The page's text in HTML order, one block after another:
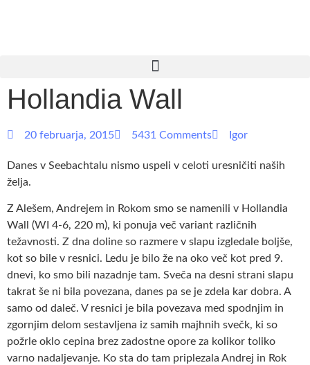
Hollandia Wall
20 februarja, 2015 5431 Comments Igor
Danes v Seebachtalu nismo uspeli v celoti uresničiti naših
želja.
Z Alešem, Andrejem in Rokom smo se namenili v Hollandia
Wall (WI 4-6, 220 m), ki ponuja več variant različnih
težavnosti. Z dna doline so razmere v slapu izgledale boljše,
kot so bile v resnici. Ledu je bilo že na oko več kot pred 9.
dnevi, ko smo bili nazadnje tam. Sveča na desni strani slapu
takrat še ni bila povezana, danes pa se je zdela kar dobra. A
samo od daleč. V resnici je bila povezava med spodnjim in
zgornjim delom sestavljena iz samih majhnih svečk, ki so
požrle oklo cepina brez zadostne opore za kolikor toliko
varno nadaljevanje. Ko sta do tam priplezala Andrej in Rok